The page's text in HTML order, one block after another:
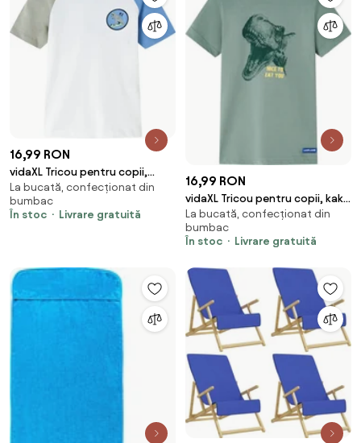
16,99 RON
vidaXL Tricou pentru copii,
ecru, 116
La bucată, confecționat din
bumbac
În stoc
Livrare gratuită
16,99 RON
vidaXL Tricou pentru copii, kaki,
104
La bucată, confecționat din
bumbac
În stoc
Livrare gratuită